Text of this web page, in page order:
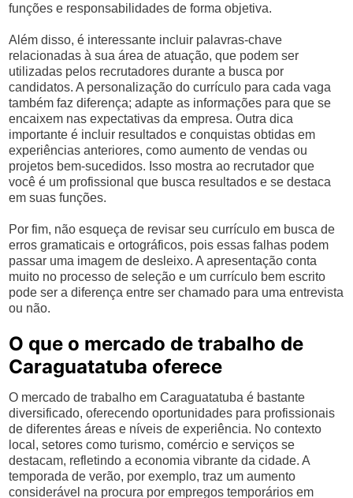
funções e responsabilidades de forma objetiva.
Além disso, é interessante incluir palavras-chave
relacionadas à sua área de atuação, que podem ser
utilizadas pelos recrutadores durante a busca por
candidatos. A personalização do currículo para cada vaga
também faz diferença; adapte as informações para que se
encaixem nas expectativas da empresa. Outra dica
importante é incluir resultados e conquistas obtidas em
experiências anteriores, como aumento de vendas ou
projetos bem-sucedidos. Isso mostra ao recrutador que
você é um profissional que busca resultados e se destaca
em suas funções.
Por fim, não esqueça de revisar seu currículo em busca de
erros gramaticais e ortográficos, pois essas falhas podem
passar uma imagem de desleixo. A apresentação conta
muito no processo de seleção e um currículo bem escrito
pode ser a diferença entre ser chamado para uma entrevista
ou não.
O que o mercado de trabalho de
Caraguatatuba oferece
O mercado de trabalho em Caraguatatuba é bastante
diversificado, oferecendo oportunidades para profissionais
de diferentes áreas e níveis de experiência. No contexto
local, setores como turismo, comércio e serviços se
destacam, refletindo a economia vibrante da cidade. A
temporada de verão, por exemplo, traz um aumento
considerável na procura por empregos temporários em